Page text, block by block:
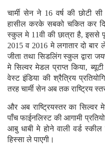
चार्मी सेन ने 16 वर्ष की छोटी
हासील करके सबको चकित कर
स्कुल मे 11वी की छात्रा है, इससे
2015 व 2016 मे लगातार दो बार
जीता तथा सिडलिंग स्कुल द्वारा
मे सिल्वर मेडल प्राप्त किया,
वेस्ट इंडिया की श्रैत्रिय
तरह चार्मी सेन अब तक राष्ट्रिय
और अब राष्ट्रियस्तर का सिल्वर
पाँच फाईनलिस्ट की आगामी
आबु धाबी मे होने वाली वर्ड स्कील
हिस्सा ले पाएगी।